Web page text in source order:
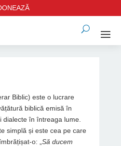
Biblic) este o lucrare
biblică emisă în
dialecte în întreaga lume.
simplă și este cea pe care
o: „ Să ducem